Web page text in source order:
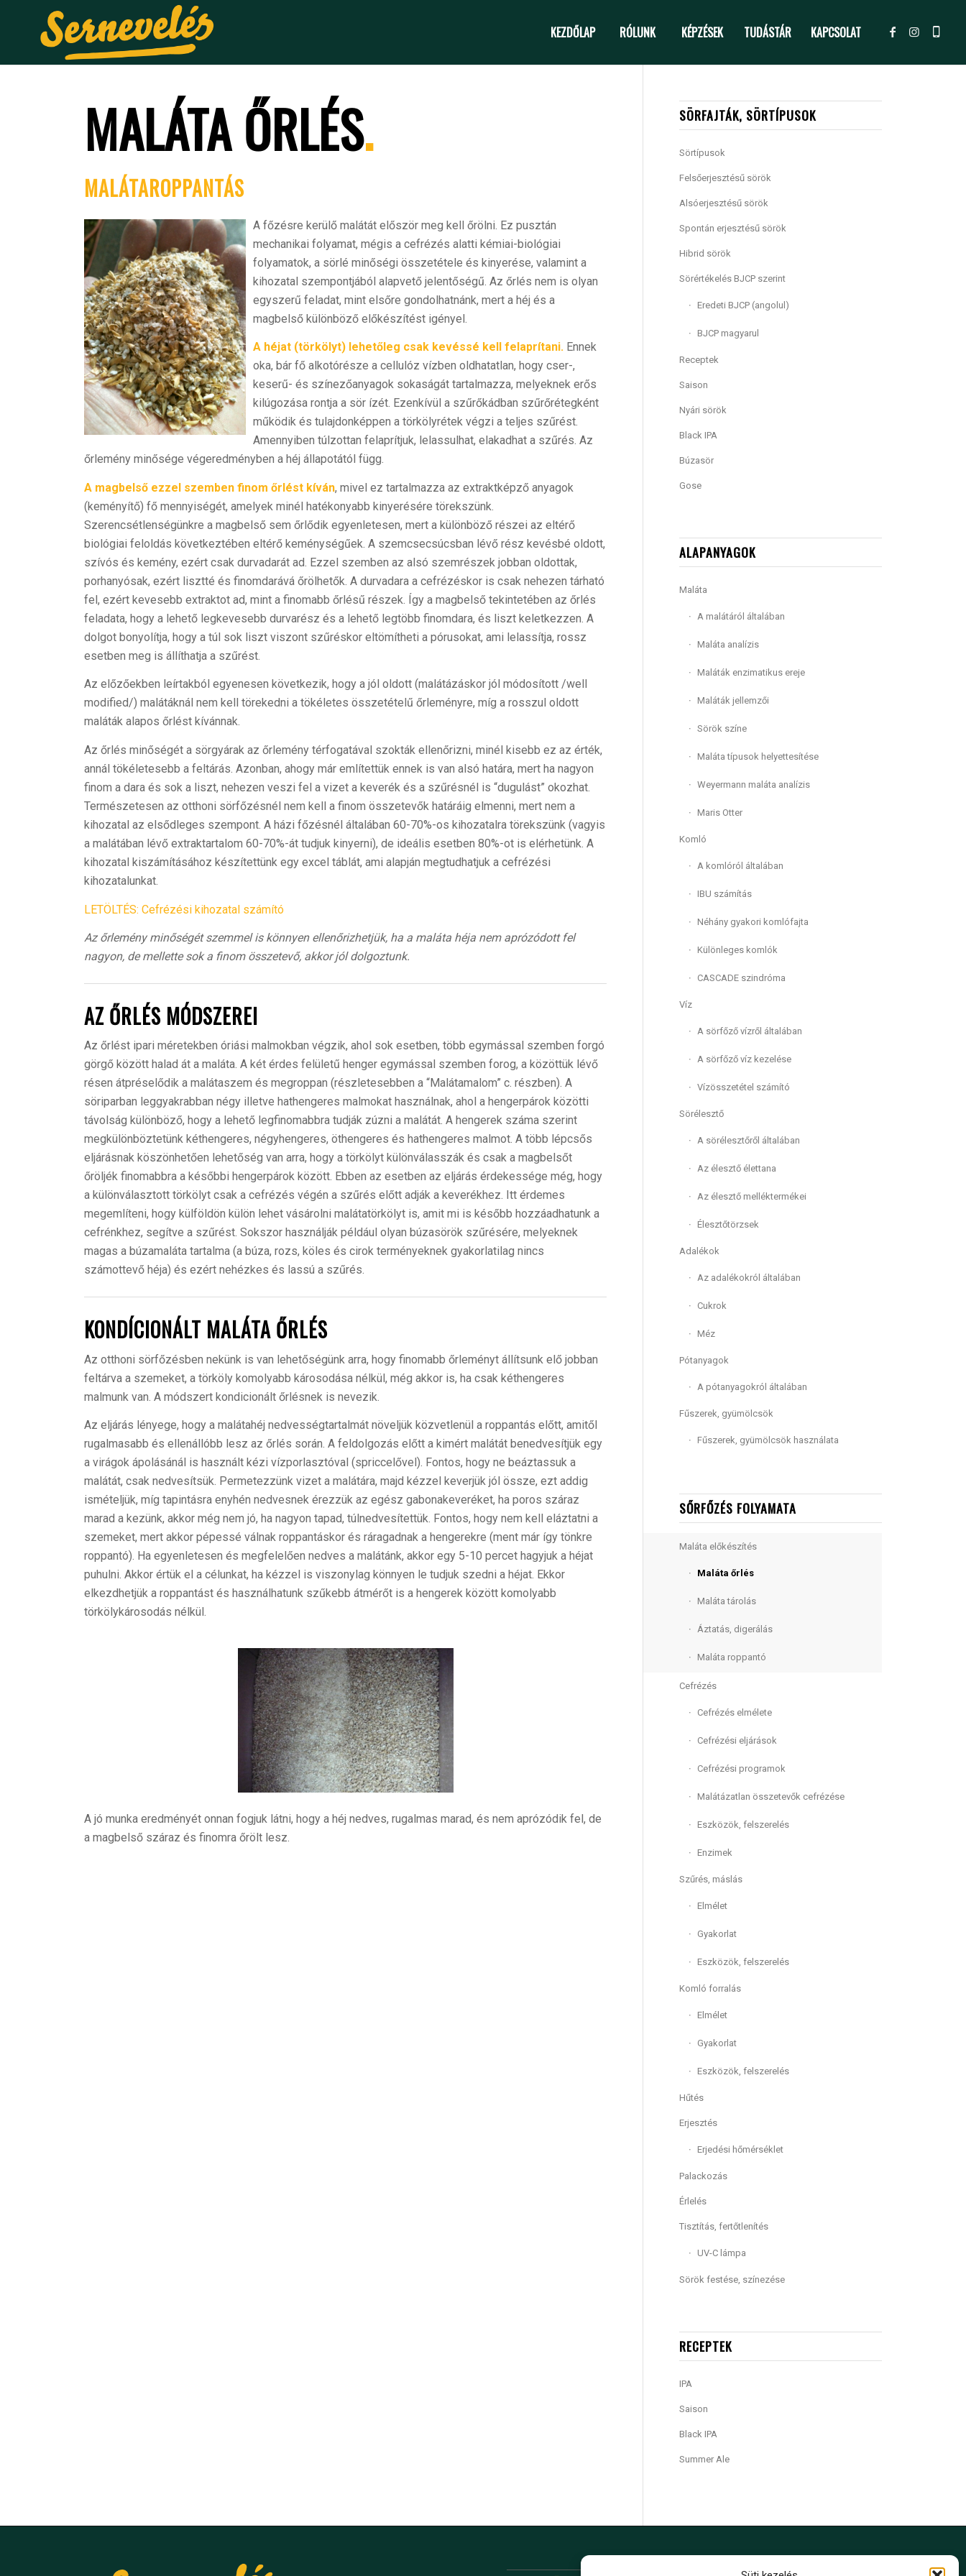
KEZDŐLAP RÓLUNK KÉPZÉSEK TUDÁSTÁR KAPCSOLAT
MALÁTA ŐRLÉS.
MALÁTAROPPANTÁS
Afőzésre kerülő malátát először meg kell őrölni. Ez pusztán
mechanikai folyamat, mégis a cefrézés alatti kémiai-biológiai
folyamatok, a sörlé minőségi összetétele és kinyerése, valamint a
kihozatal szempontjából alapvető jelentőségű. Az őrlés nem is olyan
egyszerű feladat, mint elsőre gondolhatnánk, mert a héj és a
magbelső különböző előkészítést igényel.
A héjat (törkölyt) lehetőleg csak kevéssé kell felaprítani. Ennek
oka, bár fő alkotórésze a cellulóz vízben oldhatatlan, hogy cser-,
keserű- és színezőanyagok sokaságát tartalmazza, melyeknek erős
kilúgozása rontja a sör ízét. Ezenkívül a szűrőkádban szűrőrétegként
működik és tulajdonképpen a törkölyrétek végzi a teljes szűrést.
Amennyiben túlzottan felaprítjuk, lelassulhat, elakadhat a szűrés. Az
őrlemény minősége végeredményben a héj állapotától függ.
A magbelső ezzel szemben finom őrlést kíván, mivel ez tartalmazza az extraktképző anyagok
(keményítő) fő mennyiségét, amelyek minél hatékonyabb kinyerésére törekszünk.
Szerencsétlenségünkre a magbelső sem őrlődik egyenletesen, mert a különböző részei az eltérő
biológiai feloldás következtében eltérő keménységűek. A szemcsecsúcsban lévő rész kevésbé oldott,
szívós és kemény, ezért csak durvadarát ad. Ezzel szemben az alsó szemrészek jobban oldottak,
porhanyósak, ezért lisztté és finomdarává őrölhetők. A durvadara a cefrézéskor is csak nehezen tárható
fel, ezért kevesebb extraktot ad, mint a finomabb őrlésű részek. Így a magbelső tekintetében az őrlés
feladata, hogy a lehető legkevesebb durvarész és a lehető legtöbb finomdara, és liszt keletkezzen. A
dolgot bonyolítja, hogy a túl sok liszt viszont szűréskor eltömítheti a pórusokat, ami lelassítja, rossz
esetben meg is állíthatja a szűrést.
Az előzőekben leírtakból egyenesen következik, hogy a jól oldott (malátázáskor jól módosított /well
modified/) malátáknál nem kell törekedni a tökéletes összetételű őrleményre, míg a rosszul oldott
maláták alapos őrlést kívánnak.
Az őrlés minőségét a sörgyárak az őrlemény térfogatával szokták ellenőrizni, minél kisebb ez az érték,
annál tökéletesebb a feltárás. Azonban, ahogy már említettük ennek is van alsó határa, mert ha nagyon
finom a dara és sok a liszt, nehezen veszi fel a vizet a keverék és a szűrésnél is “dugulást” okozhat.
Természetesen az otthoni sörfőzésnél nem kell a finom összetevők határáig elmenni, mert nem a
kihozatal az elsődleges szempont. A házi főzésnél általában 60-70%-os kihozatalra törekszünk (vagyis
a malátában lévő extraktartalom 60-70%-át tudjuk kinyerni), de ideális esetben 80%-ot is elérhetünk. A
kihozatal kiszámításához készítettünk egy excel táblát, ami alapján megtudhatjuk a cefrézési
kihozatalunkat.
LETÖLTÉS: Cefrézési kihozatal számító
Az őrlemény minőségét szemmel is könnyen ellenőrizhetjük, ha a maláta héja nem aprózódott fel
nagyon, de mellette sok a finom összetevő, akkor jól dolgoztunk.
AZ ŐRLÉS MÓDSZEREI
Az őrlést ipari méretekben óriási malmokban végzik, ahol sok esetben, több egymással szemben forgó
görgő között halad át a maláta. A két érdes felületű henger egymással szemben forog, a közöttük lévő
résen átpréselődik a malátaszem és megroppan (részletesebben a “Malátamalom” c. részben). A
söriparban leggyakrabban négy illetve hathengeres malmokat használnak, ahol a hengerpárok közötti
távolság különböző, hogy a lehető legfinomabbra tudják zúzni a malátát. A hengerek száma szerint
megkülönböztetünk kéthengeres, négyhengeres, öthengeres és hathengeres malmot. A több lépcsős
eljárásnak köszönhetően lehetőség van arra, hogy a törkölyt különválasszák és csak a magbelsőt
őröljék finomabbra a későbbi hengerpárok között. Ebben az esetben az eljárás érdekessége még, hogy
a különválasztott törkölyt csak a cefrézés végén a szűrés előtt adják a keverékhez. Itt érdemes
megemlíteni, hogy külföldön külön lehet vásárolni malátatörkölyt is, amit mi is később hozzáadhatunk a
cefrénkhez, segítve a szűrést. Sokszor használják például olyan búzasörök szűrésére, melyeknek
magas a búzamaláta tartalma (a búza, rozs, köles és cirok terményeknek gyakorlatilag nincs
számottevő héja) és ezért nehézkes és lassú a szűrés.
KONDÍCIONÁLT MALÁTA ŐRLÉS
Az otthoni sörfőzésben nekünk is van lehetőségünk arra, hogy finomabb őrleményt állítsunk elő jobban
feltárva a szemeket, a törköly komolyabb károsodása nélkül, még akkor is, ha csak kéthengeres
malmunk van. A módszert kondicionált őrlésnek is nevezik.
Az eljárás lényege, hogy a malátahéj nedvességtartalmát növeljük közvetlenül a roppantás előtt, amitől
rugalmasabb és ellenállóbb lesz az őrlés során. A feldolgozás előtt a kimért malátát benedvesítjük egy
a virágok ápolásánál is használt kézi vízporlasztóval (spriccelővel). Fontos, hogy ne beáztassuk a
malátát, csak nedvesítsük. Permetezzünk vizet a malátára, majd kézzel keverjük jól össze, ezt addig
ismételjük, míg tapintásra enyhén nedvesnek érezzük az egész gabonakeveréket, ha poros száraz
marad a kezünk, akkor még nem jó, ha nagyon tapad, túlnedvesítettük. Fontos, hogy nem kell eláztatni a
szemeket, mert akkor pépessé válnak roppantáskor és ráragadnak a hengerekre (ment már így tönkre
roppantó). Ha egyenletesen és megfelelően nedves a malátánk, akkor egy 5-10 percet hagyjuk a héjat
puhulni. Akkor értük el a célunkat, ha kézzel is viszonylag könnyen le tudjuk szedni a héjat. Ekkor
elkezdhetjük a roppantást és használhatunk szűkebb átmérőt is a hengerek között komolyabb
törkölykárosodás nélkül.
A jó munka eredményét onnan fogjuk látni, hogy a héj nedves, rugalmas marad, és nem aprózódik fel, de
a magbelső száraz és finomra őrölt lesz.
SÖRFAJTÁK, SÖRTÍPUSOK
Sörtípusok
Felsőerjesztésű sörök
Alsóerjesztésű sörök
Spontán erjesztésű sörök
Hibrid sörök
Sörértékelés BJCP szerint
Eredeti BJCP (angolul)
BJCP magyarul
Receptek
Saison
Nyári sörök
Black IPA
Búzasör
Gose
ALAPANYAGOK
Maláta
A malátáról általában
Maláta analízis
Maláták enzimatikus ereje
Maláták jellemzői
Sörök színe
Maláta típusok helyettesítése
Weyermann maláta analízis
Maris Otter
Komló
A komlóról általában
IBU számítás
Néhány gyakori komlófajta
Különleges komlók
CASCADE szindróma
Víz
A sörfőző vízről általában
A sörfőző víz kezelése
Vízösszetétel számító
Sörélesztő
A sörélesztőről általában
Az élesztő élettana
Az élesztő melléktermékei
Élesztőtörzsek
Adalékok
Az adalékokról általában
Cukrok
Méz
Pótanyagok
A pótanyagokról általában
Fűszerek, gyümölcsök
Fűszerek, gyümölcsök használata
SŐRFŐZÉS FOLYAMATA
Maláta előkészítés
Maláta őrlés
Maláta tárolás
Áztatás, digerálás
Maláta roppantó
Cefrézés
Cefrézés elmélete
Cefrézési eljárások
Cefrézési programok
Malátázatlan összetevők cefrézése
Eszközök, felszerelés
Enzimek
Szűrés, máslás
Elmélet
Gyakorlat
Eszközök, felszerelés
Komló forralás
Elmélet
Gyakorlat
Eszközök, felszerelés
Hűtés
Erjesztés
Erjedési hőmérséklet
Palackozás
Érlelés
Tisztítás, fertőtlenítés
UV-C lámpa
Sörök festése, színezése
RECEPTEK
IPA
Saison
Black IPA
Summer Ale